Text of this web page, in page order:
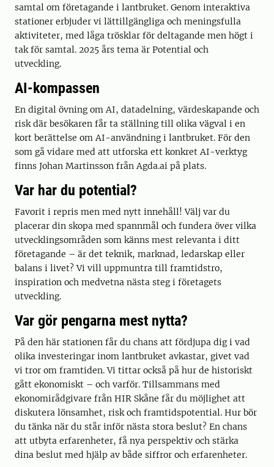
samtal om företagande i lantbruket. Genom interaktiva
stationer erbjuder vi lättillgängliga och meningsfulla
aktiviteter, med låga trösklar för deltagande men högt i
tak för samtal. 2025 års tema är Potential och
utveckling.
AI-kompassen
En digital övning om AI, datadelning, värdeskapande och
risk där besökaren får ta ställning till olika vägval i en
kort berättelse om AI-användning i lantbruket. För den
som gå vidare med att utforska ett konkret AI-verktyg
finns Johan Martinsson från Agda.ai på plats.
Var har du potential?
Favorit i repris men med nytt innehåll! Välj var du
placerar din skopa med spannmål och fundera över vilka
utvecklingsområden som känns mest relevanta i ditt
företagande – är det teknik, marknad, ledarskap eller
balans i livet? Vi vill uppmuntra till framtidstro,
inspiration och medvetna nästa steg i företagets
utveckling.
Var gör pengarna mest nytta?
På den här stationen får du chans att fördjupa dig i vad
olika investeringar inom lantbruket avkastar, givet vad
vi tror om framtiden. Vi tittar också på hur de historiskt
gått ekonomiskt – och varför. Tillsammans med
ekonomirådgivare från HIR Skåne får du möjlighet att
diskutera lönsamhet, risk och framtidspotential. Hur bör
du tänka när du står inför nästa stora beslut? En chans
att utbyta erfarenheter, få nya perspektiv och stärka
dina beslut med hjälp av både siffror och erfarenheter.